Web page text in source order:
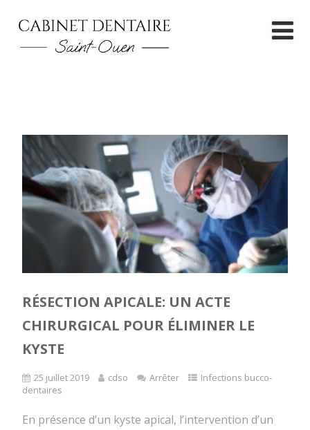
RÉSECTION APICALE: UN ACTE
CHIRURGICAL POUR ÉLIMINER LE
KYSTE
25 juillet 2019 cdso Arrêter
Infections bucco-
dentaires
En présence d’un kyste apical, l’intervention d’un